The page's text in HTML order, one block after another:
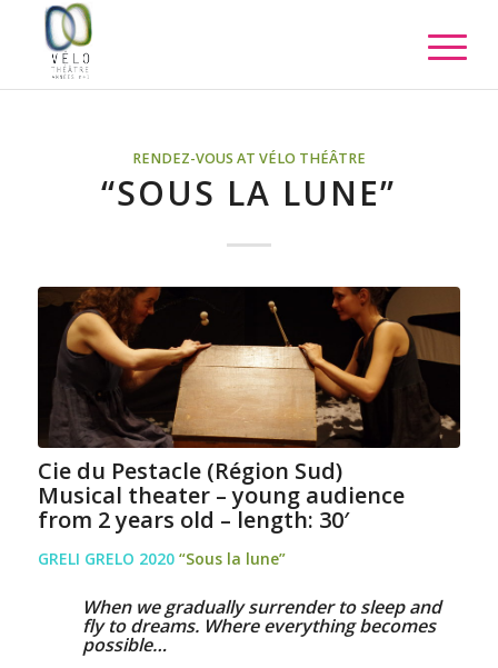
RENDEZ-VOUS AT VÉLO THÉÂTRE
“SOUS LA LUNE”
Cie du Pestacle (Région Sud)
Musical theater – young audience
from 2 years old – length: 30′
GRELI GRELO 2020 “Sous la lune”
When we gradually surrender to sleep and
fly to dreams. Where everything becomes
possible…